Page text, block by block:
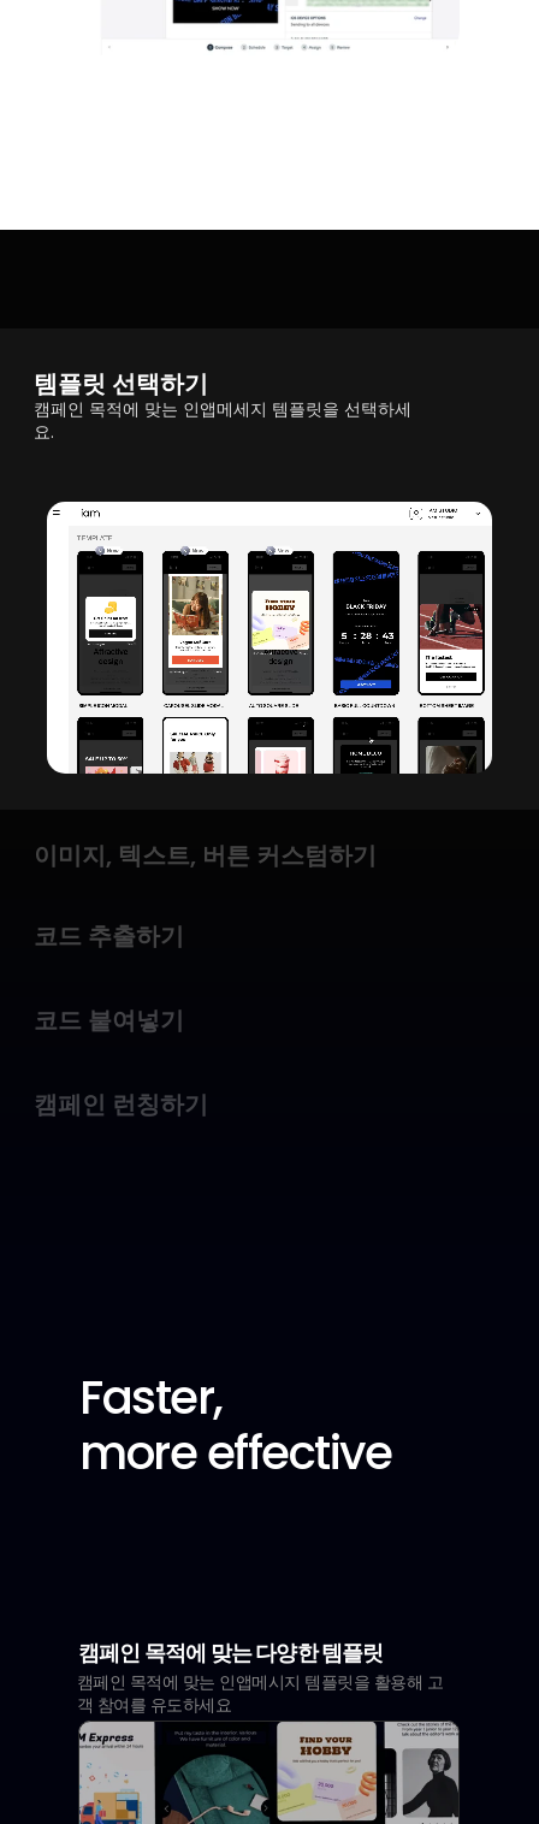
Faster,
more effective
캠페인 목적에 맞는 다양한 템플릿
캠페인 목적에 맞는 인앱메시지 템플릿을 활용해 고
객 참여를 유도하세요
템플릿 선택하기
캠페인 목적에 맞는 인앱메세지 템플릿을 선택하세
요.
이미지, 텍스트, 버튼 커스텀하기
코드 추출하기
코드 붙여넣기
캠페인 런칭하기